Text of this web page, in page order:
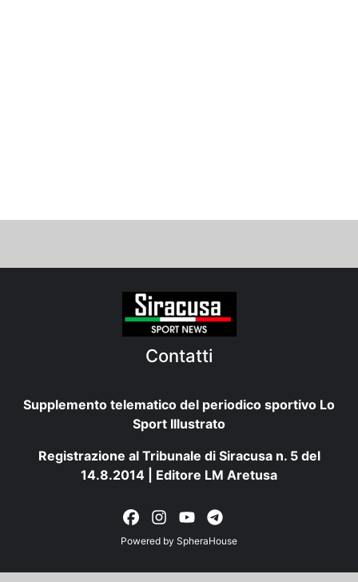
Contatti
Supplemento telematico del periodico sportivo Lo
Sport Illustrato
Registrazione al Tribunale di Siracusa n. 5 del
14.8.2014 | Editore LM Aretusa
Powered by SpheraHouse